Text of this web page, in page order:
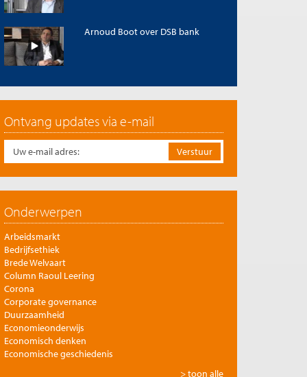
Arnoud Boot over DSB bank
Ontvang updates via e-mail
Onderwerpen
Arbeidsmarkt
Bedrijfsethiek
Brede Welvaart
Column Raoul Leering
Corona
Corporate governance
Duurzaamheid
Economieonderwijs
Economisch denken
Economische geschiedenis
> toon alle